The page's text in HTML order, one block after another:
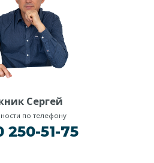
Сергей
по телефону
250-51-75